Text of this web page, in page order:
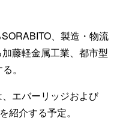
、製造・物流
藤軽金属工業、都市型
。
エバーリッジおよび
介する予定。